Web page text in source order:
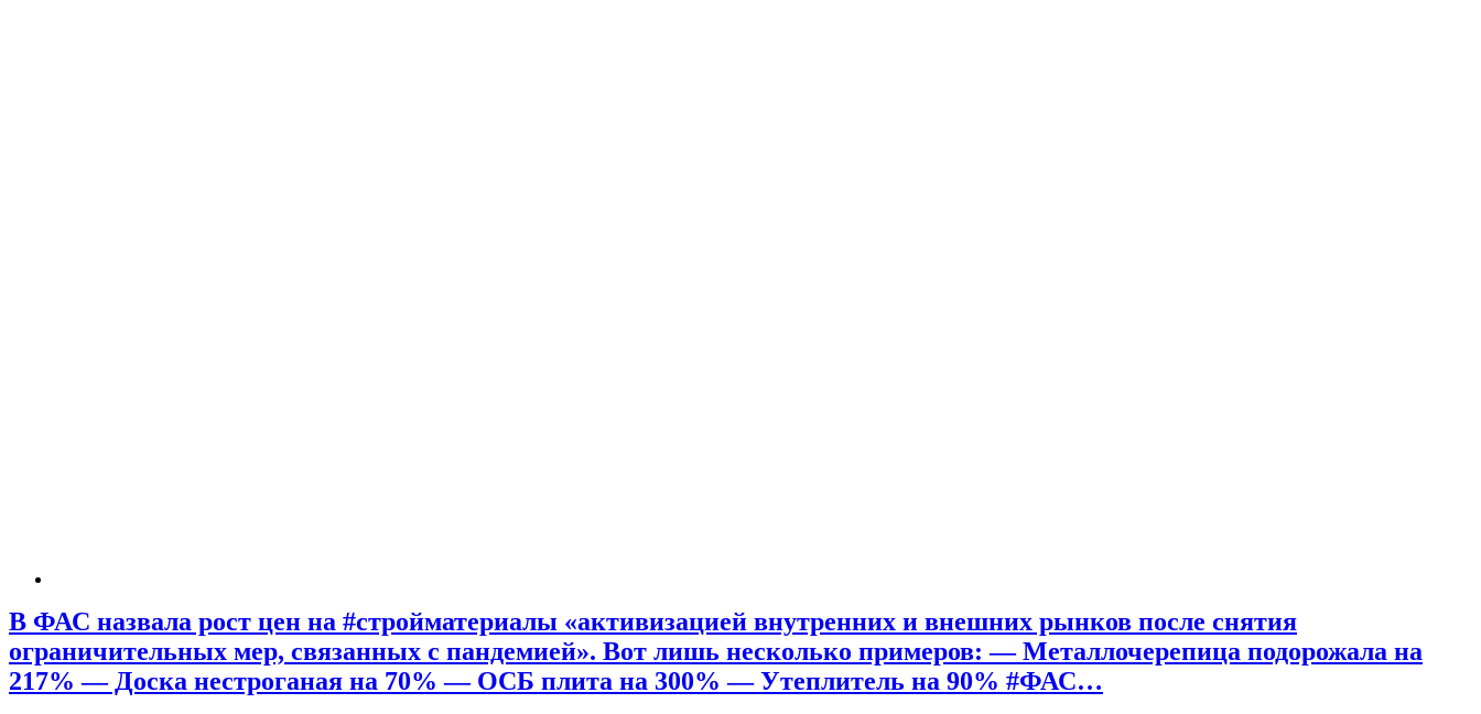
В ФАС назвала рост цен на #стройматериалы «активизацией внутренних и внешних рынков после снятия
ограничительных мер, связанных с пандемией». Вот лишь несколько примеров: — Металлочерепица подорожала на
217% — Доска нестроганая на 70% — ОСБ плита на 300% — Утеплитель на 90% #ФАС…